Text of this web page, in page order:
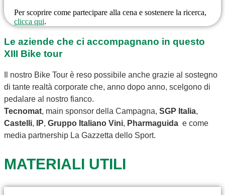
Per scoprire come partecipare alla cena e sostenere la ricerca,
clicca qui.
Le aziende che ci accompagnano in questo
XIII Bike tour
Il nostro Bike Tour è reso possibile anche grazie al sostegno
di tante realtà corporate che, anno dopo anno, scelgono di
pedalare al nostro fianco.
Tecnomat, main sponsor della Campagna, SGP Italia,
Castelli, IP, Gruppo Italiano Vini, Pharmaguida e come
media partnership La Gazzetta dello Sport.
MATERIALI UTILI